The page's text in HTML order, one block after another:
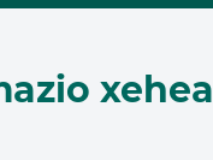
xehea